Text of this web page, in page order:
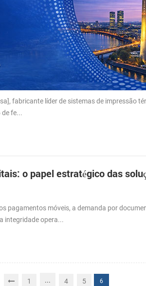
fabricante líder de sistemas de impressão
fe...
pagamentos móveis, a demanda por
integridade opera...
1 ... 4 5 6